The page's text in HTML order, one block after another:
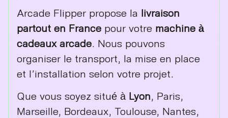
Arcade Flipper propose la livraison
partout en France pour votre machine à
cadeaux arcade. Nous pouvons
organiser le transport, la mise en place
et l’installation selon votre projet.
Que vous soyez situé à Lyon, Paris,
Marseille, Bordeaux, Toulouse, Nantes,